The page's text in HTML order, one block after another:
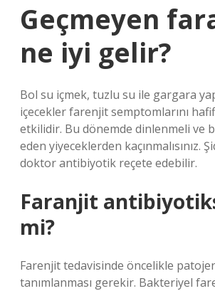
Geçmeyen
ne iyi gelir?
Bol su içmek, tuzlu su ile gargara
içecekler farenjit semptomlarını
etkilidir. Bu dönemde dinlenmeli ve
eden yiyeceklerden kaçınmalısınız.
doktor antibiyotik reçete edebilir.
Faranjit
mi?
Farenjit tedavisinde öncelikle
tanımlanması gerekir. Bakteriyel